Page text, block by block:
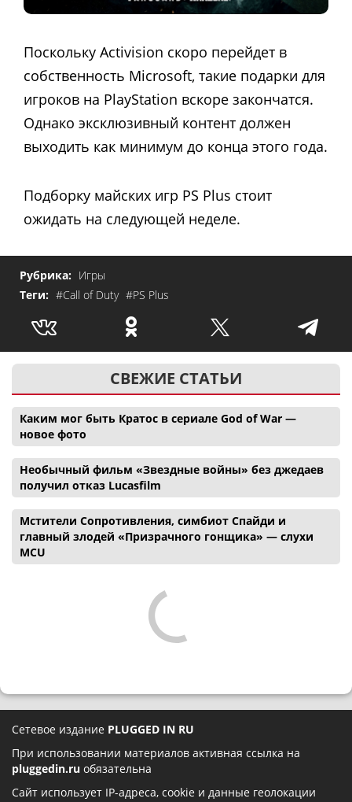
Поскольку Activision скоро перейдет в
собственность Microsoft, такие подарки для
игроков на PlayStation вскоре закончатся.
Однако эксклюзивный контент должен
выходить как минимум до конца этого года.
Подборку майских игр PS Plus стоит
ожидать на следующей неделе.
Рубрика: Игры
Теги: #Call of Duty #PS Plus
СВЕЖИЕ СТАТЬИ
Каким мог быть Кратос в сериале God of War —
новое фото
Необычный фильм «Звездные войны» без джедаев
получил отказ Lucasfilm
Мстители Сопротивления, симбиот Спайди и
главный злодей «Призрачного гонщика» — слухи
MCU
Сетевое издание PLUGGED IN RU
При использовании материалов активная ссылка на
pluggedin.ru обязательна
Сайт использует IP-адреса, cookie и данные геолокации